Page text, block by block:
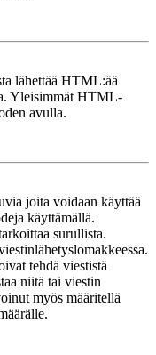
lähettää HTML:ää
Yleisimmät HTML-
avulla.
joita voidaan käyttää
käyttämällä.
surullista.
tehdä viestistä
niitä tai viestin
myös määritellä